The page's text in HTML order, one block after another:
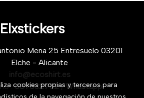
Elxstickers
Mena 25 Entresuelo 03201
Elche - Alicante
info@ecoshirt.es
:687632752/Whastapp
cookies propias y terceros para